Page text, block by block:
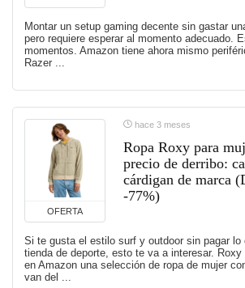
Montar un setup gaming decente sin gastar
pero requiere esperar al momento adecuado.
momentos. Amazon tiene ahora mismo
Razer ...
OFERTA
hace 3 meses
Ropa Roxy para
precio de derribo:
cárdigan de marca
-77%)
Si te gusta el estilo surf y outdoor sin pagar lo
tienda de deporte, esto te va a interesar.
en Amazon una selección de ropa de mujer
van del ...